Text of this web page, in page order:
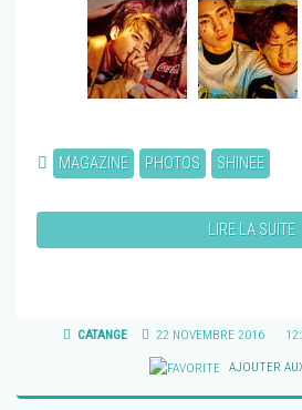
MAGAZINE PHOTOS SHINEE
LIRE LA SUITE
CATANGE 22 NOVEMBRE 2016
AJOUTER